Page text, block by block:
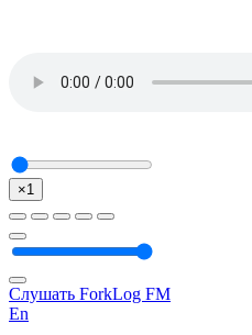
×1
Слушать ForkLog FM
En